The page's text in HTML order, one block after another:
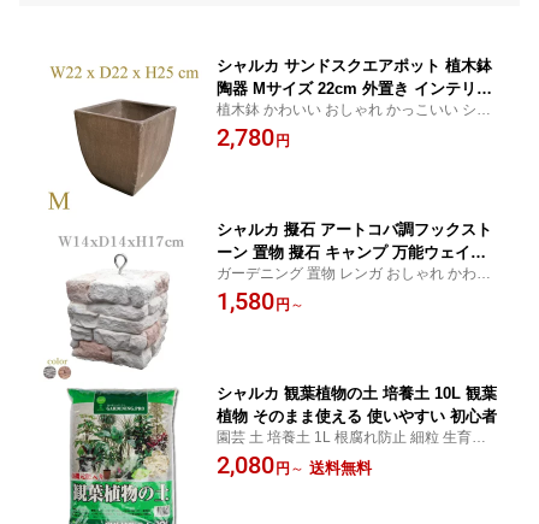
シャルカ サンドスクエアポット 植木鉢
陶器 Mサイズ 22cm 外置き インテリア
おしゃれ ブラウン 人気 割れにくい
植木鉢 かわいい おしゃれ かっこいい シッ
ク シンプル モダン 22cm 底穴あり 庭置き
中置き 茶色 ブラウン インテリア デザイン
2,780円
シャルカ 擬石 アートコバ調フックスト
ーン 置物 擬石 キャンプ 万能ウェイト
重り 重し
ガーデニング 置物 レンガ おしゃれ かわい
い マルチウエイト 万能ウエイト フック付
き キャンプ テント 固定 おさえ おもり 土台
1,580円 ～
シャルカ 観葉植物の土 培養土 10L 観葉
植物 そのまま使える 使いやすい 初心者
園芸 土 培養土 1L 根腐れ防止 細粒 生育安定
根張り促進 よく育つ ミニポット 観葉植物
多肉植物 パキラ アガベ ドラセナ ユッカ 鉢
2,080円 ～ 送料無料